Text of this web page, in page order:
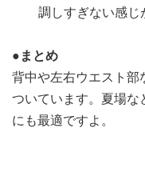
調しすぎない感じ
●まとめ
背中や左右ウエスト部
ついています。夏場な
にも最適ですよ。